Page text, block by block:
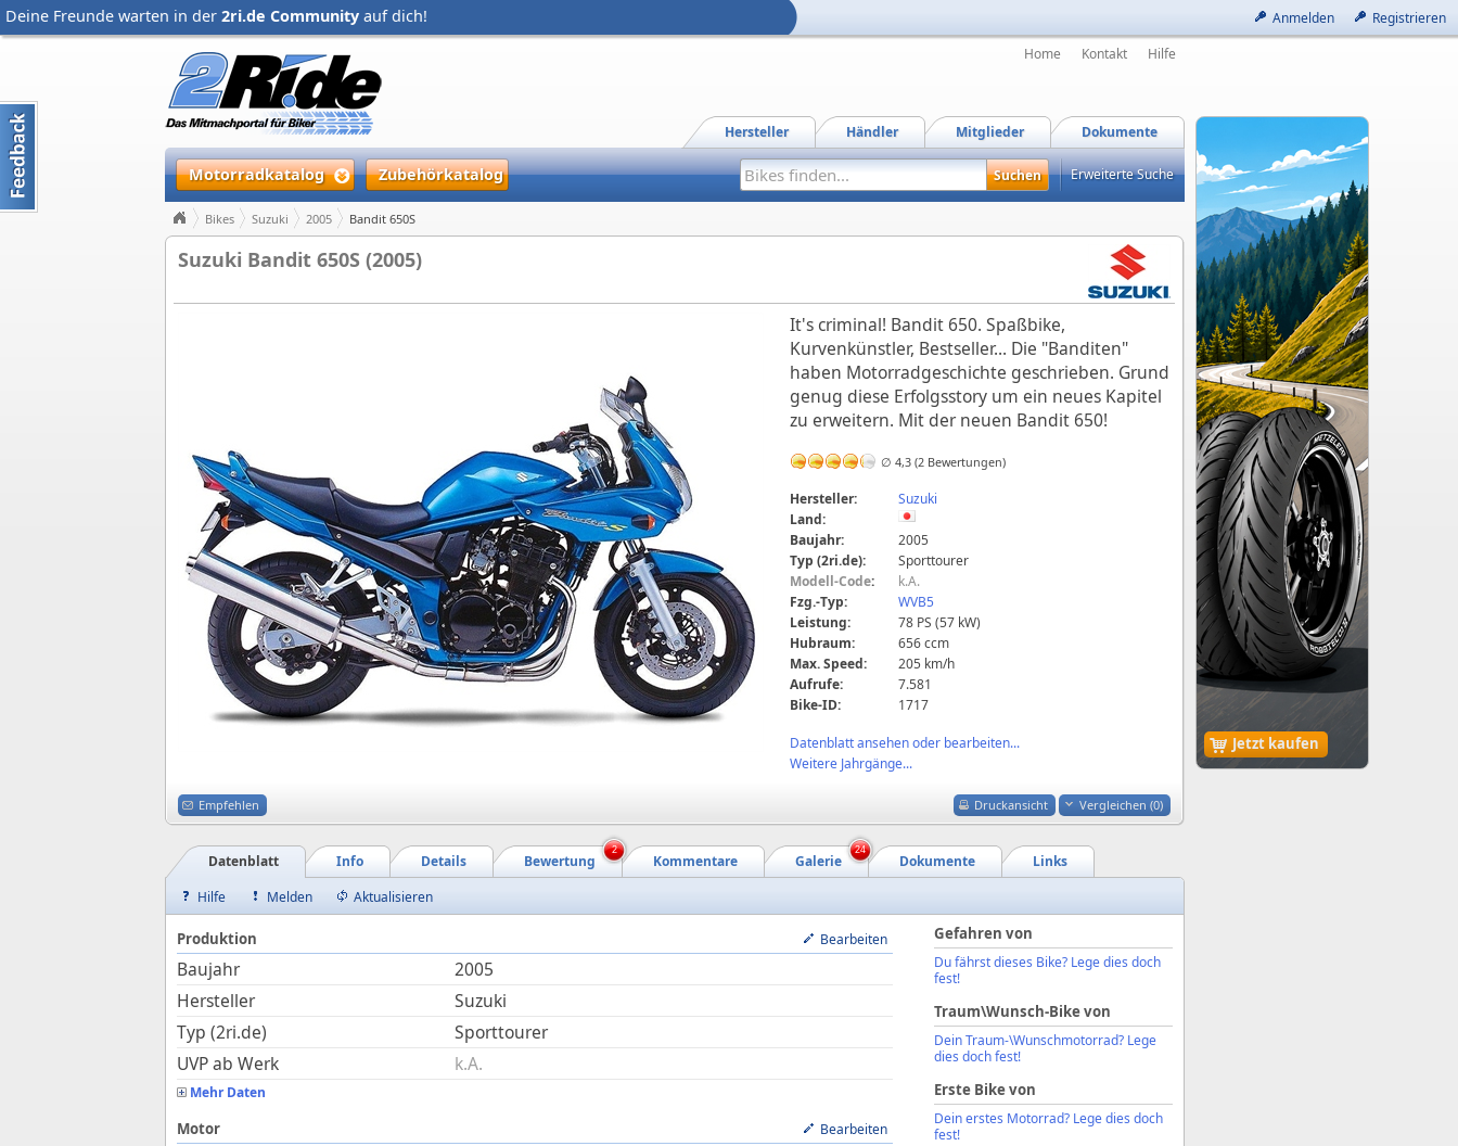
Anmelden Registrieren
Deine Freunde warten in der 2ri.de Community auf dich!
Jetzt kaufen
Home Kontakt Hilfe
Dokumente
Mitglieder
Händler
Hersteller
Motorradkatalog Zubehörkatalog Erweiterte Suche
Bikes Suzuki 2005 Bandit 650S
Suzuki Bandit 650S (2005)
It's criminal! Bandit 650. Spaßbike,
Kurvenkünstler, Bestseller... Die "Banditen"
haben Motorradgeschichte geschrieben. Grund
genug diese Erfolgsstory um ein neues Kapitel
zu erweitern. Mit der neuen Bandit 650!
∅ 4,3 (2 Bewertungen)
Hersteller:
Suzuki
Land:
Baujahr:
2005
Typ (2ri.de):
Sporttourer
Modell-Code:
k.A.
Fzg.-Typ:
WVB5
Leistung:
78 PS (57 kW)
Hubraum:
656 ccm
Max. Speed:
205 km/h
Aufrufe:
7.581
Bike-ID:
1717
Datenblatt ansehen oder bearbeiten...
Weitere Jahrgänge...
Druckansicht Vergleichen (0)
Empfehlen
Links
Dokumente
Galerie
Kommentare
Bewertung
Details
Info
Datenblatt
2 24
Hilfe Melden Aktualisieren
Produktion Bearbeiten
Baujahr
2005
Hersteller
Suzuki
Typ (2ri.de)
Sporttourer
UVP ab Werk
k.A.
Mehr Daten
Motor Bearbeiten
Gefahren von
Du fährst dieses Bike? Lege dies doch
fest!
Traum\Wunsch-Bike von
Dein Traum-\Wunschmotorrad? Lege
dies doch fest!
Erste Bike von
Dein erstes Motorrad? Lege dies doch
fest!